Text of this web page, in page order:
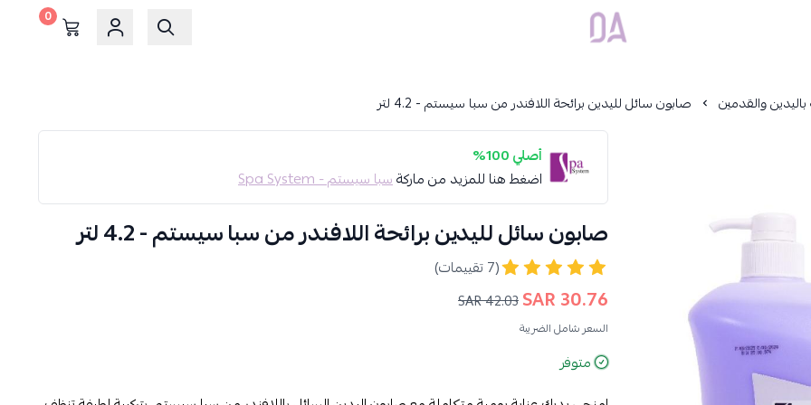
Dar Alamirat
0
باليدين والقدمين صابون سائل لليدين برائحة اللافندر من سبا سيستم - 4.2 لتر
أصلي 100%
اضغط هنا للمزيد من ماركةسبا سيستم - Spa System
صابون سائل لليدين برائحة اللافندر من سبا سيستم - 4.2 لتر
(7 تقييمات)
30.76 SAR
42.03 SAR
السعر شامل الضريبة
متوفر